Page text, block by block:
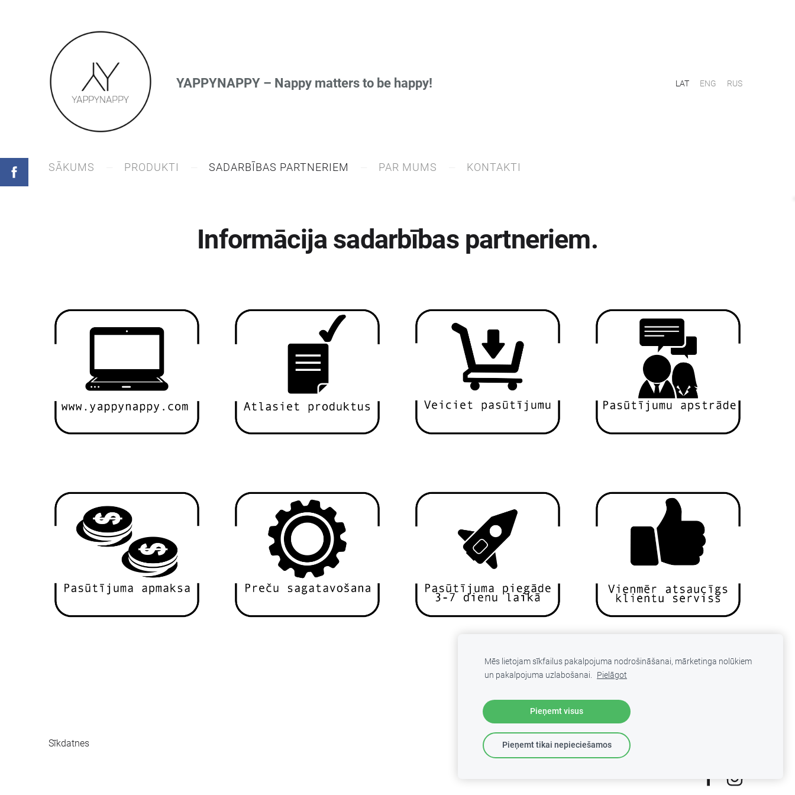
YAPPYNAPPY – Nappy matters to be happy!
SĀKUMS PRODUKTI SADARBĪBAS PARTNERIEM PAR MUMS KONTAKTI
LAT ENG RUS
Informācija sadarbības partneriem.
Sīkdatnes
Mēs lietojam sīkfailus pakalpojuma nodrošināšanai, mārketinga nolūkiem
un pakalpojuma uzlabošanai. Pielāgot
Pieņemt visus
Pieņemt tikai nepieciešamos